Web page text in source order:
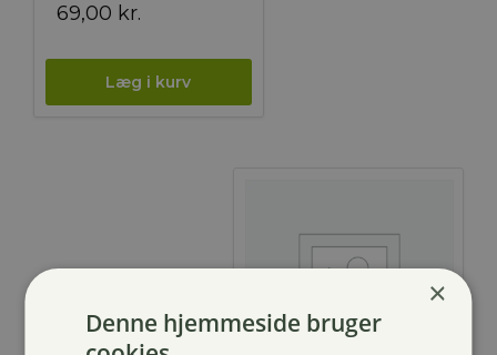
69,00 kr.
×
Denne hjemmeside bruger